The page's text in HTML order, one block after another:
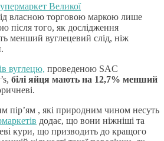
Великої
власною торговою маркою лише
після того, як дослідження
менший вуглецевий слід, ніж
вуглецю, проведеною SAC
білі яйця мають на 12,7% менший
пір’ям , які природним чином несуть
додає, що вони ніжніші та
кури, що призводить до кращого